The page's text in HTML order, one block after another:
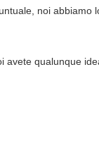
noi abbiamo
qualunque